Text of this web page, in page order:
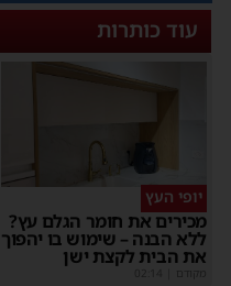
עוד כותרות
יופי העץ
מכירים את חומר הגלם עץ?
ללא הבנה – שימוש בו יהפוך
את הבית לקצת ישן
מקודם